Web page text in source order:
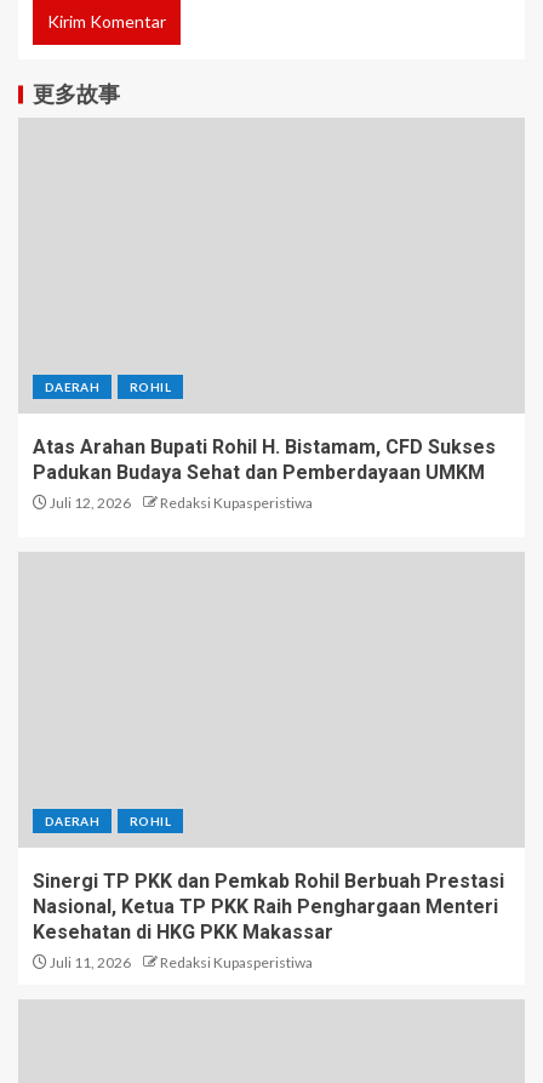
更多故事
DAERAH ROHIL
Atas Arahan Bupati Rohil H. Bistamam, CFD Sukses
Padukan Budaya Sehat dan Pemberdayaan UMKM
Juli 12, 2026 Redaksi Kupasperistiwa
DAERAH ROHIL
Sinergi TP PKK dan Pemkab Rohil Berbuah Prestasi
Nasional, Ketua TP PKK Raih Penghargaan Menteri
Kesehatan di HKG PKK Makassar
Juli 11, 2026 Redaksi Kupasperistiwa